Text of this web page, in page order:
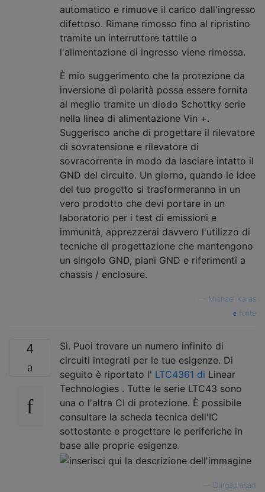
automatico e rimuove il carico dall'ingresso
difettoso. Rimane rimosso fino al ripristino
tramite un interruttore tattile o
l'alimentazione di ingresso viene rimossa.
È mio suggerimento che la protezione da
inversione di polarità possa essere fornita
al meglio tramite un diodo Schottky serie
nella linea di alimentazione Vin +.
Suggerisco anche di progettare il rilevatore
di sovratensione e rilevatore di
sovracorrente in modo da lasciare intatto il
GND del circuito. Un giorno, quando le idee
del tuo progetto si trasformeranno in un
vero prodotto che devi portare in un
laboratorio per i test di emissioni e
immunità, apprezzerai davvero l'utilizzo di
tecniche di progettazione che mantengono
un singolo GND, piani GND e riferimenti a
chassis / enclosure.
Michael Karas
fonte
4
Sì. Puoi trovare un numero infinito di
circuiti integrati per le tue esigenze. Di
seguito è riportato l' LTC4361 di Linear
Technologies . Tutte le serie LTC43 sono
una o l'altra CI di protezione. È possibile
consultare la scheda tecnica dell'IC
sottostante e progettare le periferiche in
base alle proprie esigenze.
Durgaprasad